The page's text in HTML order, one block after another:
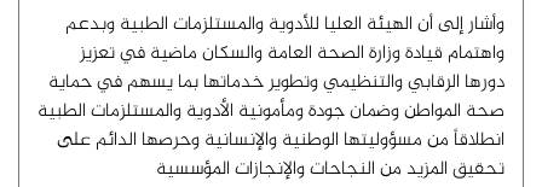
وأشار إلى أن الهيئة العليا للأدوية والمستلزمات الطبية وبدعم
واهتمام قيادة وزارة الصحة العامة والسكان ماضية في تعزيز
دورها الرقابي والتنظيمي وتطوير خدماتها بما يسهم في حماية
صحة المواطن وضمان جودة ومأمونية الأدوية والمستلزمات الطبية
انطلاقاً من مسؤوليتها الوطنية والإنسانية وحرصها الدائم على
تحقيق المزيد من النجاحات والإنجازات المؤسسية